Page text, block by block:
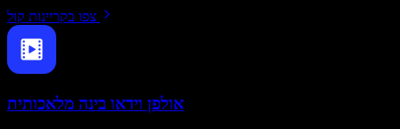
צפו בקריינות קול
אולפן וידאו בינה מלאכותית